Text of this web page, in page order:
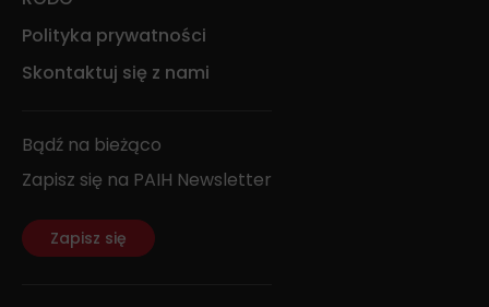
Polityka prywatności
Skontaktuj się z nami
Bądź na bieżąco
Zapisz się na PAIH Newsletter
Zapisz się